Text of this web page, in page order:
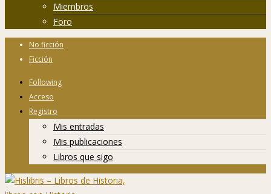
Miembros
Foro
No ficción
Ficción
Following
Acceso
Registro
Mis entradas
Mis publicaciones
Libros que sigo